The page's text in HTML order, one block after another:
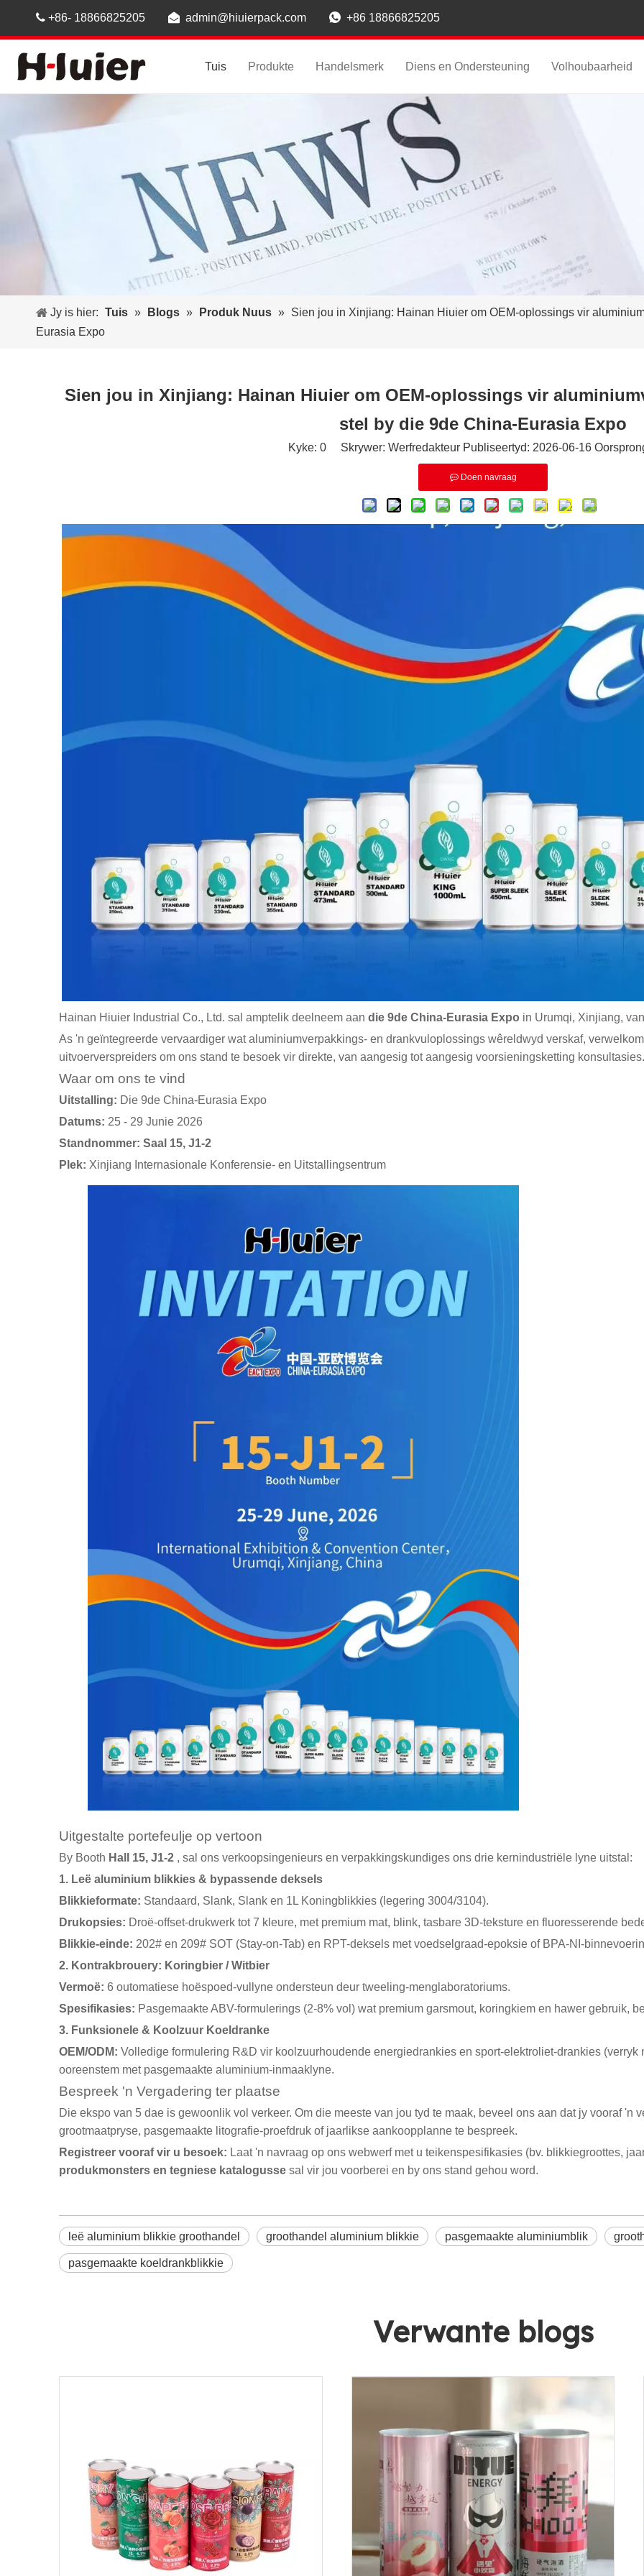
 +86- 18866825205  admin@hiuierpack.com  +86 18866825205
Tuis Produkte Handelsmerk Diens en Ondersteuning Volhoubaarheid
Jy is hier: Tuis » Blogs » Produk Nuus » Sien jou in Xinjiang: Hainan Hiuier om OEM-oplossings vir
Eurasia Expo
Sien jou in Xinjiang: Hainan Hiuier om OEM-oplossings vir
stel by die 9de China-Eurasia Expo
Kyke: 0 Skrywer: Werfredakteur Publiseertyd: 2026-06-16
Doen navraag
Hainan Hiuier Industrial Co., Ltd. sal amptelik deelneem aan die 9de China-Eurasia Expo in Urumqi, Xinjiang, van
As 'n geïntegreerde vervaardiger wat aluminiumverpakkings- en drankvuloplossings wêreldwyd verskaf,
uitvoerverspreiders om ons stand te besoek vir direkte, van aangesig tot aangesig voorsieningsketting konsultasies.
Waar om ons te vind
Uitstalling: Die 9de China-Eurasia Expo
Datums: 25 - 29 Junie 2026
Standnommer: Saal 15, J1-2
Plek: Xinjiang Internasionale Konferensie- en Uitstallingsentrum
Uitgestalte portefeulje op vertoon
By Booth Hall 15, J1-2 , sal ons verkoopsingenieurs en verpakkingskundiges ons drie kernindustriële lyne uitstal:
1. Leë aluminium blikkies & bypassende deksels
Blikkieformate: Standaard, Slank, Slank en 1L Koningblikkies (legering 3004/3104).
Drukopsies: Droë-offset-drukwerk tot 7 kleure, met premium mat, blink, tasbare 3D-teksture en fluoresserende
Blikkie-einde: 202# en 209# SOT (Stay-on-Tab) en RPT-deksels met voedselgraad-epoksie of BPA-NI-
2. Kontrakbrouery: Koringbier / Witbier
Vermoë: 6 outomatiese hoëspoed-vullyne ondersteun deur tweeling-menglaboratoriums.
Spesifikasies: Pasgemaakte ABV-formulerings (2-8% vol) wat premium garsmout, koringkiem en hawer gebruik,
3. Funksionele & Koolzuur Koeldranke
OEM/ODM: Volledige formulering R&D vir koolzuurhoudende energiedrankies en sport-elektroliet-drankies
ooreenstem met pasgemaakte aluminium-inmaaklyne.
Bespreek 'n Vergadering ter plaatse
Die ekspo van 5 dae is gewoonlik vol verkeer. Om die meeste van jou tyd te maak, beveel ons aan dat jy vooraf 'n
grootmaatpryse, pasgemaakte litografie-proefdruk of jaarlikse aankoopplanne te bespreek.
Registreer vooraf vir u besoek: Laat 'n navraag op ons webwerf met u teikenspesifikasies (bv. blikkiegroottes,
produkmonsters en tegniese katalogusse sal vir jou voorberei en by ons stand gehou word.
leë aluminium blikkie groothandel groothandel aluminium blikkie pasgemaakte aluminiumblik
pasgemaakte koeldrankblikkie
Verwante blogs